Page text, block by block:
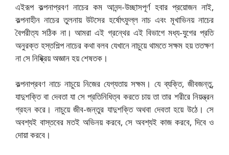
এইরূপ কল্পনাপ্রবণ নাচের কম আনন্দ-উচ্ছাসপূর্ণ হবার প্রয়োজন নাই,
কল্পনাহীন নাচের তুলনায় উটসের হর্ষোৎফুল্ল নাচ এবং মূখাভিনয় নাচের
বৈপরীত্য সঠিক না। আমরা এই গ্রন্থের এই বিভাগে মধ্য-যুগের প্রতি
অনুরক্ত হস্তশিল্প নাচের কথা বলব যেখানে নাচুয়ে থামতে সক্ষম হয় ততক্ষণ
না সে নিষ্ক্রিয় অজ্ঞান হয় শেষতক।
কল্পনাপ্রবণ নাচে নাচুয়ে নিজের যেগ্যতায় সক্ষম। যে ব্যক্তি, জীবজন্তু,
যাদুশক্তি বা দেবতা যা সে প্রতিনিধিত্ব করতে চায় তা তার শরীরে নিয়ন্ত্রন
গ্রহন করে। নাচুয়ে জীব-জন্তুর যাদুশক্তি অথবা দেবতা হয়ে উঠে। সে
অবশ্যই বাস্তবের মতই অভিনয় করবে, সে অবশ্যই কাজ করবে, দিবে ও
দোয়া করবে।